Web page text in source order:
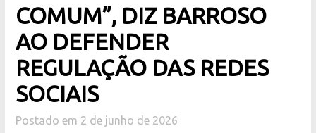
COMUM”, DIZ BARROSO
AO DEFENDER
REGULAÇÃO DAS REDES
SOCIAIS
Postado em 2 de junho de 2026